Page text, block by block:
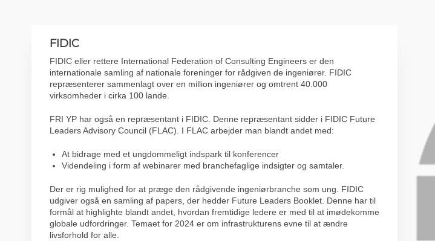
FIDIC
FIDIC eller rettere International Federation of Consulting Engineers er den
internationale samling af nationale foreninger for rådgiven de ingeniører. FIDIC
repræsenterer sammenlagt over en million ingeniører og omtrent 40.000
virksomheder i cirka 100 lande.
FRI YP har også en repræsentant i FIDIC. Denne repræsentant sidder i FIDIC Future
Leaders Advisory Council (FLAC). I FLAC arbejder man blandt andet med:
At bidrage med et ungdommeligt indspark til konferencer
Videndeling i form af webinarer med branchefaglige indsigter og samtaler.
Der er rig mulighed for at præge den rådgivende ingeniørbranche som ung. FIDIC
udgiver også en samling af papers, der hedder Future Leaders Booklet. Denne har til
formål at highlighte blandt andet, hvordan fremtidige ledere er med til at imødekomme
globale udfordringer. Temaet for 2024 er om infrastrukturens evne til at ændre
livsforhold for alle.